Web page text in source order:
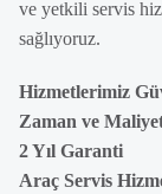
ve yetkili servis
sağlıyoruz.
Hizmetlerimiz
Zaman ve
2 Yıl Garanti
Araç Servis